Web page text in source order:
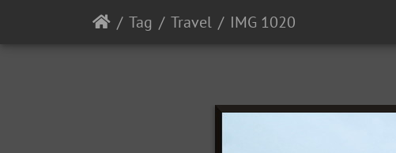
Tag Travel IMG 1020